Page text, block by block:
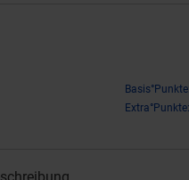
Basis°Punkte:
Extra°Punkte: